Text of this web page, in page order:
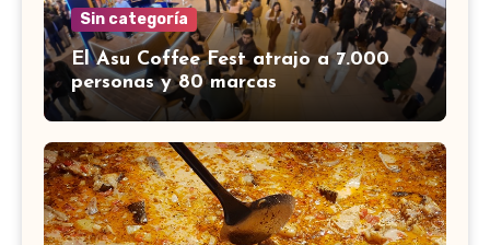
Sin categoría
El Asu Coffee Fest atrajo a 7.000
personas y 80 marcas